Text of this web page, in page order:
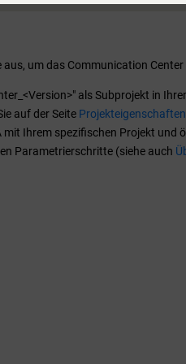
aus, um das Communication
als Subprojekt in
auf der Seite
mit Ihrem spezifischen Projekt und
Parametrierschritte (siehe auch